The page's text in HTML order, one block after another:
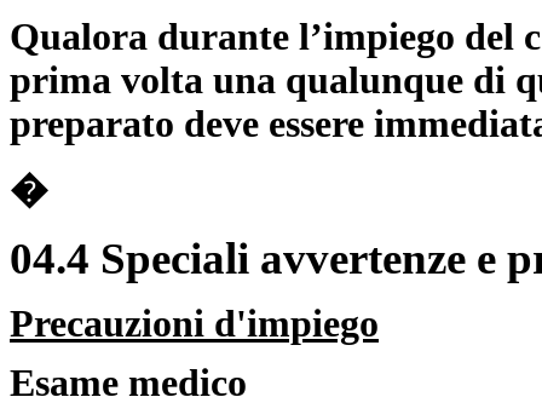
Qualora durante l’impiego del
prima volta una qualunque di
preparato deve essere
�
04.4 Speciali avvertenze e
Precauzioni d'impiego
Esame medico